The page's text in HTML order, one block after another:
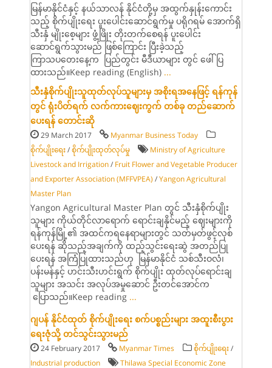
မြန်မာနိုင်ငံနှင့် နယ်သာလန် နိုင်ငံတို့မှ အထွက်နှုန်းကောင်း
သည့် စိုက်ပျိုးရေး ပူးပေါင်းဆောင်ရွက်မှု ပရိုဂရမ် အောက်ရှိ
သီးနှံ မျိုးစေ့များ ဖွံ့ဖြိုး တိုးတက်စေရန် ပူးပေါင်း
ဆောင်ရွက်သွားမည် ဖြစ်ကြောင်း ပြီးခဲ့သည့်
ကြာသပတေးနေ့က ပြည်တွင်း မီဒီယာများ တွင် ဖေါ်ပြ
ထားသည်။Keep reading (English) ...
သီးနှံစိုက်ပျိုးသူထုတ်လုပ်သူများမှ အစိုးရအနေဖြင့် ရန်ကုန်
တွင် ရုံးပိတ်ရက် လက်ကားဈေးကွက် တစ်ခု တည်ဆောက်
ပေးရန် တောင်းဆို
29 March 2017
Myanmar Business Today
စိုက်ပျိုးရေး /စိုက်ပျိုးထုတ်လုပ်မှု
Ministry of Agriculture
Livestock and Irrigation / Fruit Flower and Vegetable Producer
and Exporter Association (MFFVPEA) /Yangon Agricul­tural
Master Plan
Yangon Agricultural Master Plan တွင် သီးနှံစိုက်ပျိုး
သူများ ကိုယ်တိုင်လာရောက် ရောင်းချနိုင်မည့် ဈေးများကို
ရန်ကုန်မြို့၏ အထင်ကရနေရာများတွင် သတ်မှတ်ဖွင့်လှစ်
ပေးရန် ဆိုသည့်အချက်ကို ထည့်သွင်းရေးဆွဲ အတည်ပြု
ပေးရန် အကြံပြုထားသည်ဟု မြန်မာနိုင်ငံ သစ်သီးဝလံ၊
ပန်းမန်နှင့် ဟင်းသီးဟင်းရွက် စိုက်ပျိုး ထုတ်လုပ်ရောင်းချ
သူများ အသင်း အလုပ်အမှုဆောင် ဦးတင်အောင်က
ပြောသည်။Keep reading ...
ဂျပန် နိုင်ငံထုတ် စိုက်ပျိုးရေး စက်ပစ္စည်းများ အထူးစီးပွား
ရေးဇုံသို့ တင်သွင်းသွားမည်
24 February 2017 Myanmar Times စိုက်ပျိုးရေး /
Industrial production
Thilawa Special Economic Zone